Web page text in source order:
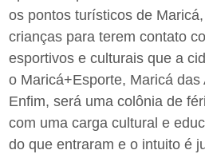
os pontos turísticos de
crianças para terem contato
esportivos e culturais que a
o Maricá+Esporte, Maricá das
Enfim, será uma colônia de
com uma carga cultural e
do que entraram e o intuito é